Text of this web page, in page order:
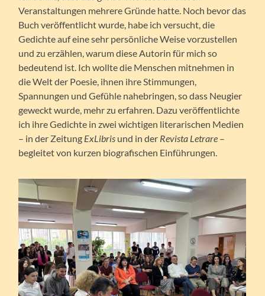
Veranstaltungen mehrere Gründe hatte. Noch bevor das
Buch veröffentlicht wurde, habe ich versucht, die
Gedichte auf eine sehr persönliche Weise vorzustellen
und zu erzählen, warum diese Autorin für mich so
bedeutend ist. Ich wollte die Menschen mitnehmen in
die Welt der Poesie, ihnen ihre Stimmungen,
Spannungen und Gefühle nahebringen, so dass Neugier
geweckt wurde, mehr zu erfahren. Dazu veröffentlichte
ich ihre Gedichte in zwei wichtigen literarischen Medien
– in der Zeitung ExLibris und in der Revista Letrare –
begleitet von kurzen biografischen Einführungen.